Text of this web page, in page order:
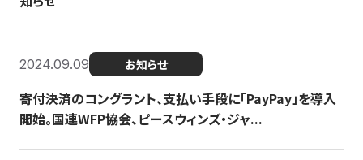
2024.09.09 お知らせ
寄付決済のコングラント、支払い手段に「PayPay」を導入
開始。国連WFP協会、ピースウィンズ・ジャ...